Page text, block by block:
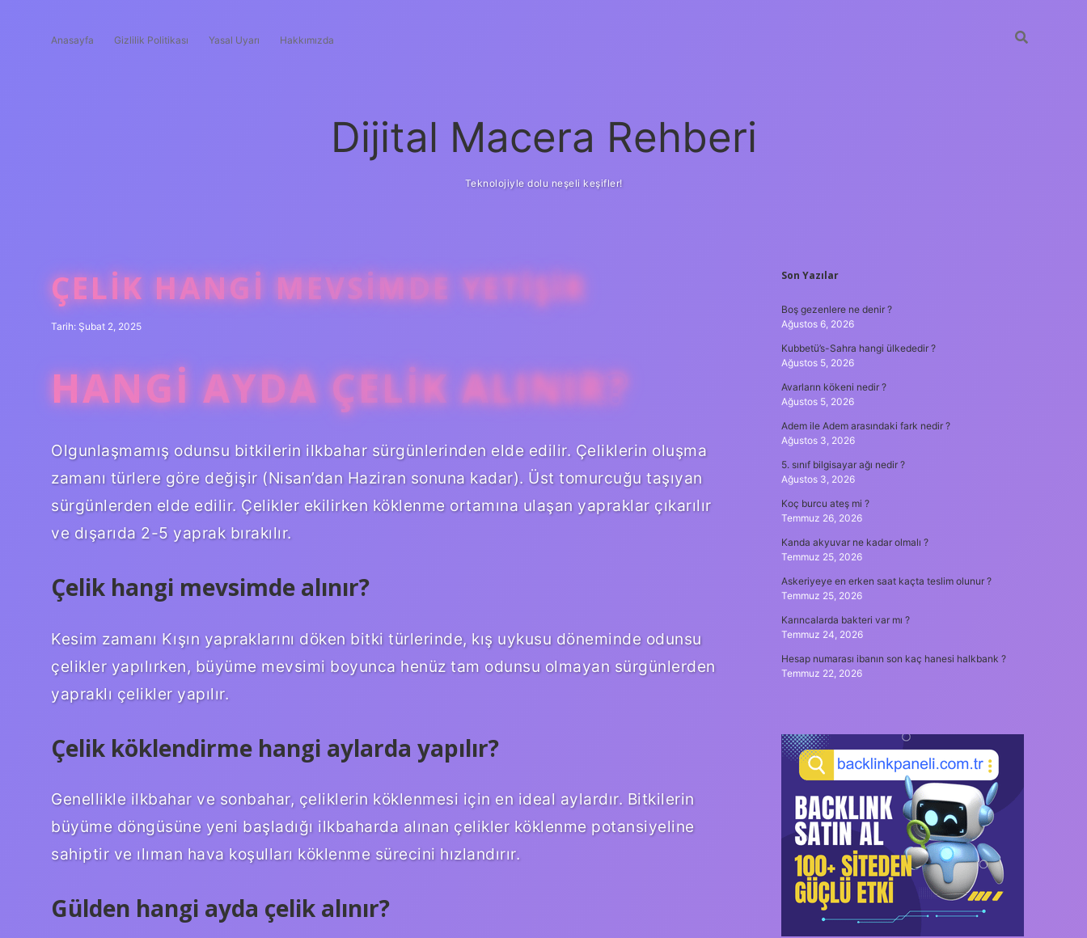
Anasayfa Gizlilik Politikası Yasal Uyarı Hakkımızda
Dijital Macera Rehberi
Teknolojiyle dolu neşeli keşifler!
ÇELIK HANGI MEVSIMDE YETIŞIR
Tarih: Şubat 2, 2025
HANGI AYDA ÇELIK ALINIR?
Olgunlaşmamış odunsu bitkilerin ilkbahar sürgünlerinden elde edilir. Çeliklerin oluşma
zamanı türlere göre değişir (Nisan’dan Haziran sonuna kadar). Üst tomurcuğu taşıyan
sürgünlerden elde edilir. Çelikler ekilirken köklenme ortamına ulaşan yapraklar çıkarılır
ve dışarıda 2-5 yaprak bırakılır.
Çelik hangi mevsimde alınır?
Kesim zamanı Kışın yapraklarını döken bitki türlerinde, kış uykusu döneminde odunsu
çelikler yapılırken, büyüme mevsimi boyunca henüz tam odunsu olmayan sürgünlerden
yapraklı çelikler yapılır.
Çelik köklendirme hangi aylarda yapılır?
Genellikle ilkbahar ve sonbahar, çeliklerin köklenmesi için en ideal aylardır. Bitkilerin
büyüme döngüsüne yeni başladığı ilkbaharda alınan çelikler köklenme potansiyeline
sahiptir ve ılıman hava koşulları köklenme sürecini hızlandırır.
Gülden hangi ayda çelik alınır?
SIDEBAR
Son Yazılar
Boş gezenlere ne denir ?
Ağustos 6, 2026
Kubbetü’s-Sahra hangi ülkededir ?
Ağustos 5, 2026
Avarların kökeni nedir ?
Ağustos 5, 2026
Adem ile Adem arasındaki fark nedir ?
Ağustos 3, 2026
5. sınıf bilgisayar ağı nedir ?
Ağustos 3, 2026
Koç burcu ateş mi ?
Temmuz 26, 2026
Kanda akyuvar ne kadar olmalı ?
Temmuz 25, 2026
Askeriyeye en erken saat kaçta teslim olunur ?
Temmuz 25, 2026
Karıncalarda bakteri var mı ?
Temmuz 24, 2026
Hesap numarası ibanın son kaç hanesi halkbank ?
Temmuz 22, 2026